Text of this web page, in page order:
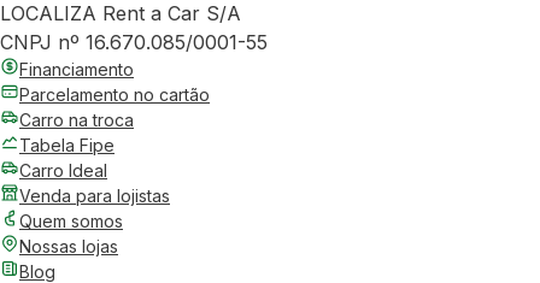
LOCALIZA Rent a Car S/A
CNPJ nº 16.670.085/0001-55
Financiamento
Parcelamento no cartão
Carro na troca
Tabela Fipe
Carro Ideal
Venda para lojistas
Quem somos
Nossas lojas
Blog